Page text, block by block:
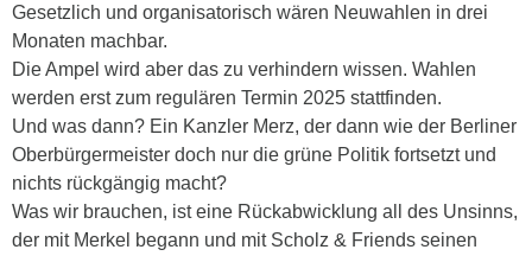
Gesetzlich und organisatorisch wären Neuwahlen in drei
Monaten machbar.
Die Ampel wird aber das zu verhindern wissen. Wahlen
werden erst zum regulären Termin 2025 stattfinden.
Und was dann? Ein Kanzler Merz, der dann wie der Berliner
Oberbürgermeister doch nur die grüne Politik fortsetzt und
nichts rückgängig macht?
Was wir brauchen, ist eine Rückabwicklung all des Unsinns,
der mit Merkel begann und mit Scholz & Friends seinen